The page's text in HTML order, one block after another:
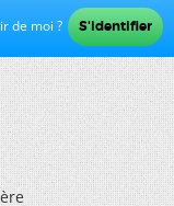
de moi ?